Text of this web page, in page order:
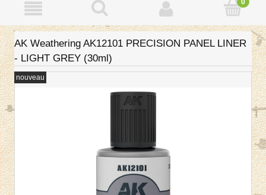
AK Weathering AK12101 PRECISION PANEL LINER
- LIGHT GREY (30ml)
nouveau